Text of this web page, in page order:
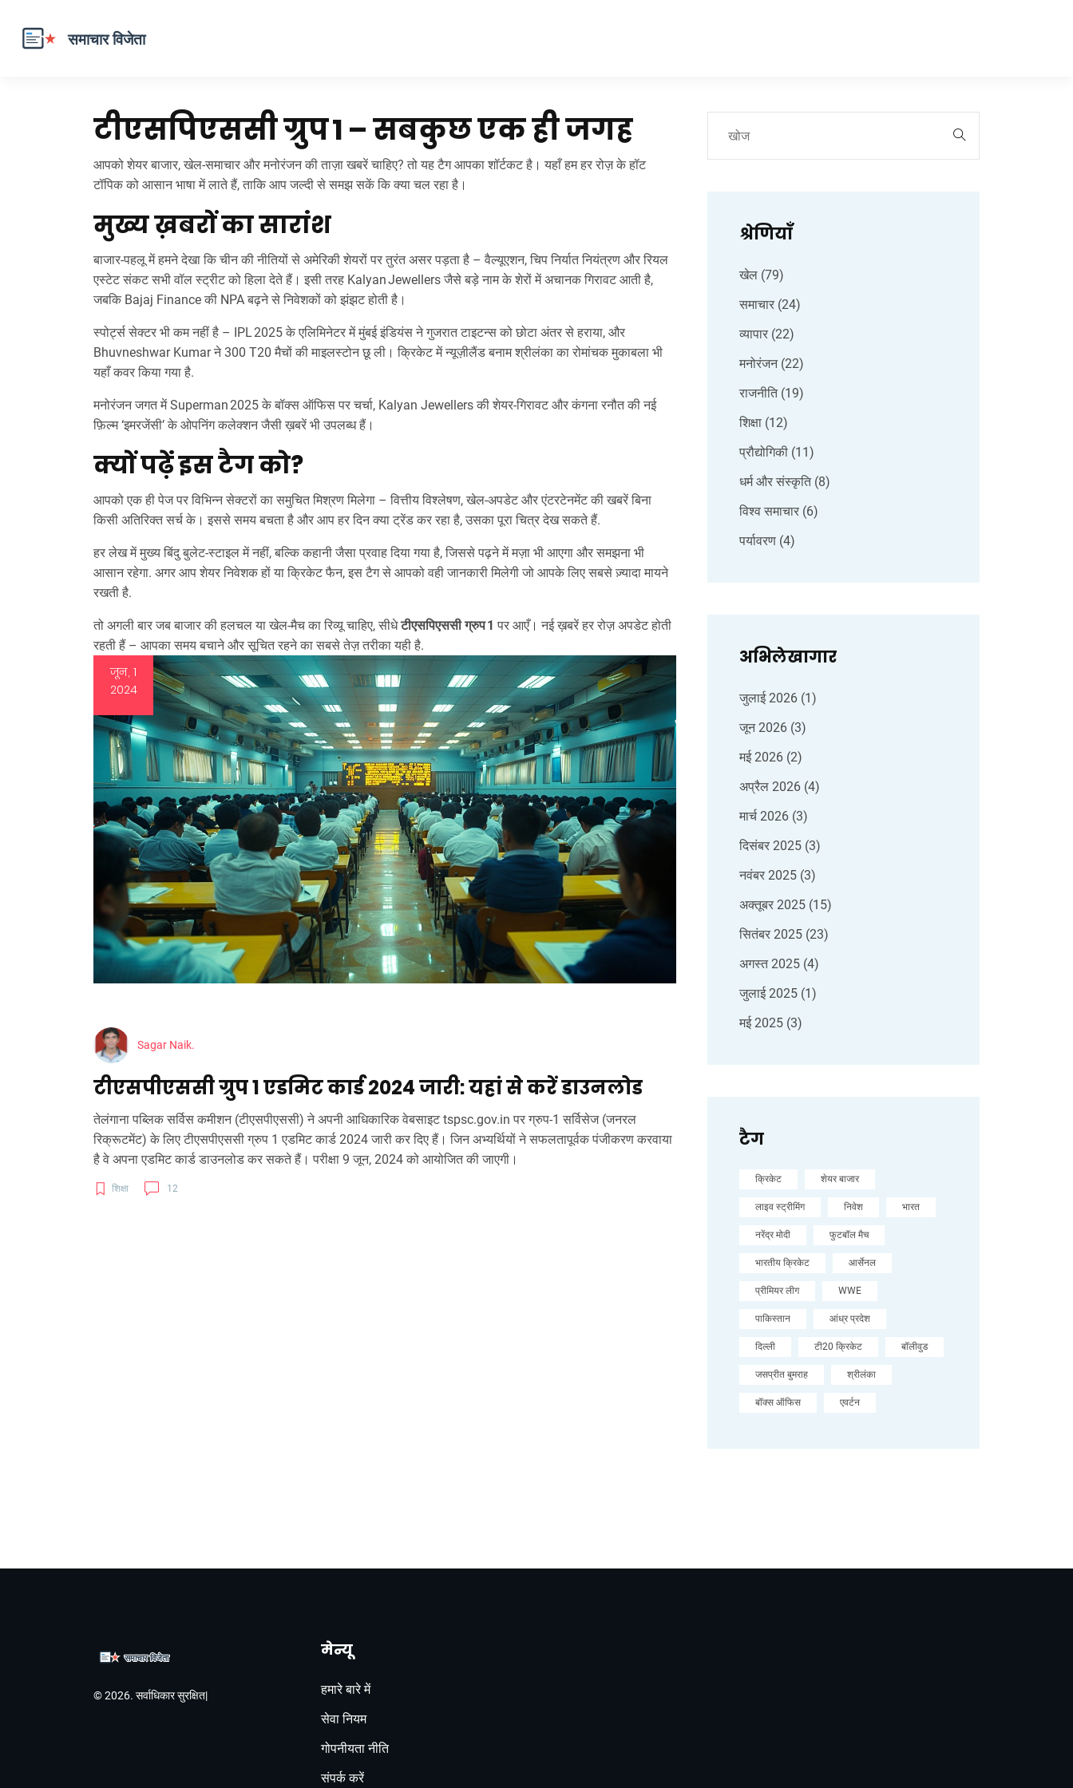
टीएसपिएससी ग्रुप 1 – सबकुछ एक ही जगह
आपको शेयर बाजार, खेल‑समाचार और मनोरंजन की ताज़ा खबरें चाहिए? तो यह टैग आपका शॉर्टकट है। यहाँ हम हर रोज़ के हॉट
टॉपिक को आसान भाषा में लाते हैं, ताकि आप जल्दी से समझ सकें कि क्या चल रहा है।
मुख्य ख़बरों का सारांश
बाजार‑पहलू में हमने देखा कि चीन की नीतियों से अमेरिकी शेयरों पर तुरंत असर पड़ता है – वैल्यूएशन, चिप निर्यात नियंत्रण और रियल
एस्टेट संकट सभी वॉल स्ट्रीट को हिला देते हैं। इसी तरह Kalyan Jewellers जैसे बड़े नाम के शेरों में अचानक गिरावट आती है,
जबकि Bajaj Finance की NPA बढ़ने से निवेशकों को झंझट होती है।
स्पोर्ट्स सेक्टर भी कम नहीं है – IPL 2025 के एलिमिनेटर में मुंबई इंडियंस ने गुजरात टाइटन्स को छोटा अंतर से हराया, और
Bhuvneshwar Kumar ने 300 T20 मैचों की माइलस्टोन छू ली। क्रिकेट में न्यूज़ीलैंड बनाम श्रीलंका का रोमांचक मुकाबला भी
यहाँ कवर किया गया है.
मनोरंजन जगत में Superman 2025 के बॉक्स ऑफिस पर चर्चा, Kalyan Jewellers की शेयर‑गिरावट और कंगना रनौत की नई
फ़िल्म ‘इमरजेंसी’ के ओपनिंग कलेक्शन जैसी ख़बरें भी उपलब्ध हैं।
क्यों पढ़ें इस टैग को?
आपको एक ही पेज पर विभिन्न सेक्टरों का समुचित मिश्रण मिलेगा – वित्तीय विश्लेषण, खेल‑अपडेट और एंटरटेनमेंट की खबरें बिना
किसी अतिरिक्त सर्च के। इससे समय बचता है और आप हर दिन क्या ट्रेंड कर रहा है, उसका पूरा चित्र देख सकते हैं.
हर लेख में मुख्य बिंदु बुलेट‑स्टाइल में नहीं, बल्कि कहानी जैसा प्रवाह दिया गया है, जिससे पढ़ने में मज़ा भी आएगा और समझना भी
आसान रहेगा. अगर आप शेयर निवेशक हों या क्रिकेट फैन, इस टैग से आपको वही जानकारी मिलेगी जो आपके लिए सबसे ज़्यादा मायने
रखती है.
तो अगली बार जब बाजार की हलचल या खेल‑मैच का रिव्यू चाहिए, सीधेटीएसपिएससी ग्रुप 1 पर आएँ। नई ख़बरें हर रोज़ अपडेट होती
रहती हैं – आपका समय बचाने और सूचित रहने का सबसे तेज़ तरीका यही है.
जून, 1
2024
Sagar Naik.
टीएसपीएससी ग्रुप 1 एडमिट कार्ड 2024 जारी: यहां से करें डाउनलोड
तेलंगाना पब्लिक सर्विस कमीशन (टीएसपीएससी) ने अपनी आधिकारिक वेबसाइट tspsc.gov.in पर ग्रुप-1 सर्विसेज (जनरल
रिक्रूटमेंट) के लिए टीएसपीएससी ग्रुप 1 एडमिट कार्ड 2024 जारी कर दिए हैं। जिन अभ्यर्थियों ने सफलतापूर्वक पंजीकरण करवाया
है वे अपना एडमिट कार्ड डाउनलोड कर सकते हैं। परीक्षा 9 जून, 2024 को आयोजित की जाएगी।
शिक्षा 12
श्रेणियाँ
खेल (79)
समाचार (24)
व्यापार (22)
मनोरंजन (22)
राजनीति (19)
शिक्षा (12)
प्रौद्योगिकी (11)
धर्म और संस्कृति (8)
विश्व समाचार (6)
पर्यावरण (4)
अभिलेखागार
जुलाई 2026 (1)
जून 2026 (3)
मई 2026 (2)
अप्रैल 2026 (4)
मार्च 2026 (3)
दिसंबर 2025 (3)
नवंबर 2025 (3)
अक्तूबर 2025 (15)
सितंबर 2025 (23)
अगस्त 2025 (4)
जुलाई 2025 (1)
मई 2025 (3)
टैग
क्रिकेट शेयर बाजार
लाइव स्ट्रीमिंग निवेश भारत
नरेंद्र मोदी फुटबॉल मैच
भारतीय क्रिकेट आर्सेनल
प्रीमियर लीग WWE
पाकिस्तान आंध्र प्रदेश
दिल्ली टी20 क्रिकेट बॉलीवुड
जसप्रीत बुमराह श्रीलंका
बॉक्स ऑफिस एवर्टन
© 2026. सर्वाधिकार सुरक्षित|
मेन्यू
हमारे बारे में
सेवा नियम
गोपनीयता नीति
संपर्क करें